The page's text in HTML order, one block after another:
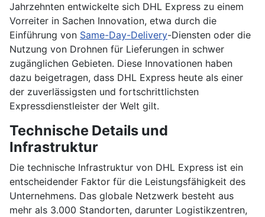
Jahrzehnten entwickelte sich DHL Express zu einem
Vorreiter in Sachen Innovation, etwa durch die
Einführung von Same-Day-Delivery-Diensten oder die
Nutzung von Drohnen für Lieferungen in schwer
zugänglichen Gebieten. Diese Innovationen haben
dazu beigetragen, dass DHL Express heute als einer
der zuverlässigsten und fortschrittlichsten
Expressdienstleister der Welt gilt.
Technische Details und
Infrastruktur
Die technische Infrastruktur von DHL Express ist ein
entscheidender Faktor für die Leistungsfähigkeit des
Unternehmens. Das globale Netzwerk besteht aus
mehr als 3.000 Standorten, darunter Logistikzentren,